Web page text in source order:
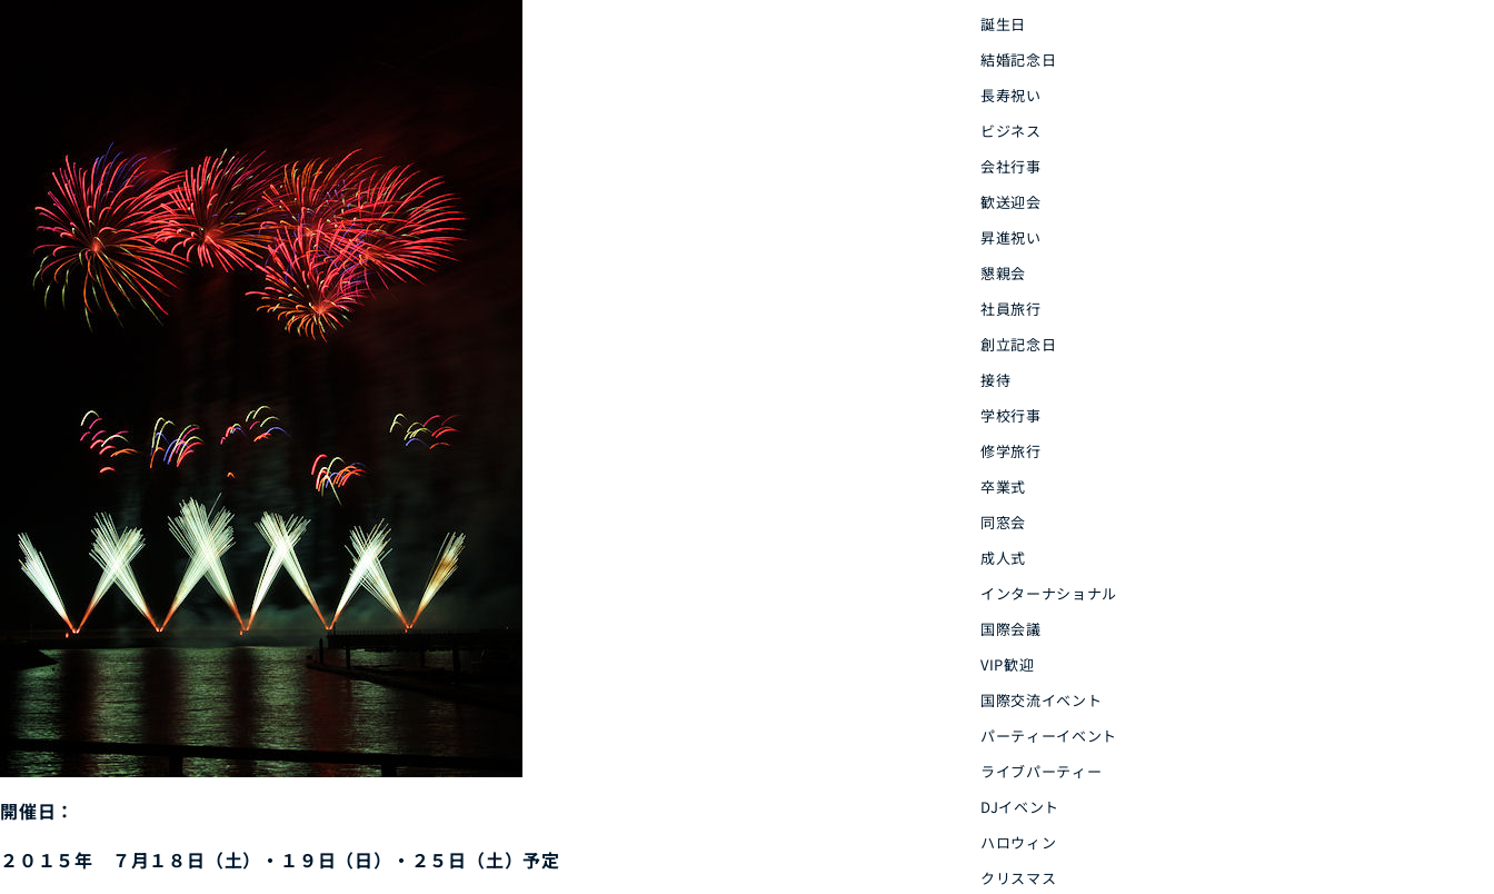
開催日：
２０１５年 ７月１８日（土）・１９日（日）・２５日（土）予定
誕生日
結婚記念日
長寿祝い
ビジネス
会社行事
歓送迎会
昇進祝い
懇親会
社員旅行
創立記念日
接待
学校行事
修学旅行
卒業式
同窓会
成人式
インターナショナル
国際会議
VIP歓迎
国際交流イベント
パーティーイベント
ライブパーティー
DJイベント
ハロウィン
クリスマス